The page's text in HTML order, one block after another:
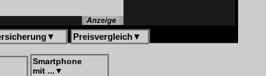
▼ Preisvergleich▼
Smartphone
mit ... ▼